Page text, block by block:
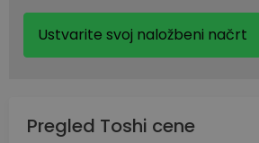
Ustvarite svoj naložbeni načrt
Pregled Toshi cene